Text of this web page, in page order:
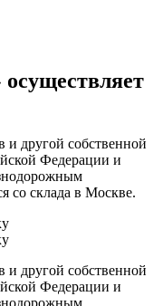
и другой собственной
Федерации и
со склада в Москве.
и другой собственной
Федерации и